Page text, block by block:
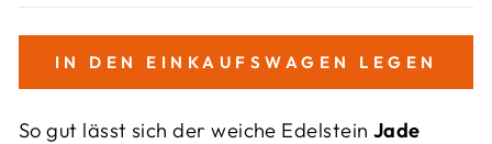
IN DEN EINKAUFSWAGEN LEGEN
So gut lässt sich der weiche Edelstein Jade